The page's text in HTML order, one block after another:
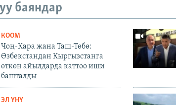
баяндар
КООМ
Чоң-Кара жана Таш-Төбө:
Өзбекстандан Кыргызстанга
өткөн айылдарда каттоо иши
башталды
ЭЛ ҮНҮ